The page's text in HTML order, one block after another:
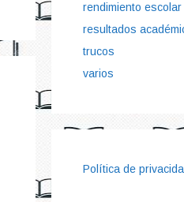
rendimiento escolar
resultados
trucos
varios
Política de